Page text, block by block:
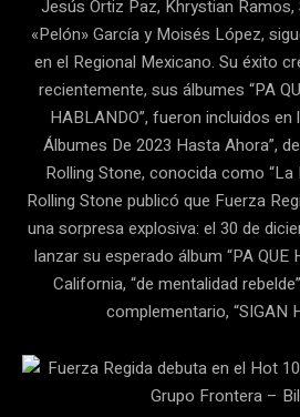
Jesús Ortiz Paz, Khrystian
«Pelón» García y Moisés López,
en el Regional Mexicano. Su éxito
recientemente, sus álbumes “PA
HABLANDO”, fueron incluidos
Álbumes De 2023 Hasta Ahora”,
Rolling Stone, conocida como “La
Rolling Stone publicó que Fuerza
una sorpresa explosiva: el 30 de
lanzar su esperado álbum “PA QUE
California, “de mentalidad
complementario, “SIGAN